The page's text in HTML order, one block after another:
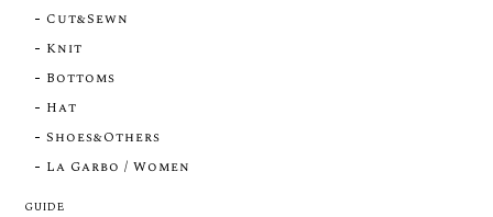
Cut&Sewn
Knit
Bottoms
Hat
Shoes&Others
La Garbo / Women
GUIDE